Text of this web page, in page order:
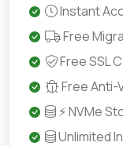
Instant
Free
Free SSL
Free Anti-
⚡ NVMe
Unlimited